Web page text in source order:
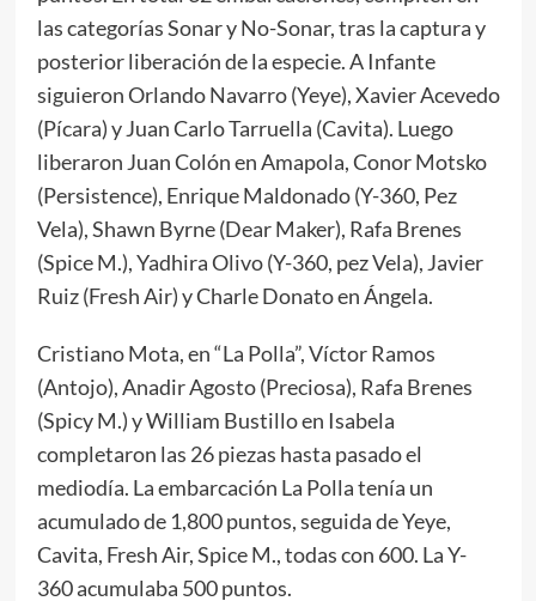
las categorías Sonar y No-Sonar, tras la captura y
posterior liberación de la especie. A Infante
siguieron Orlando Navarro (Yeye), Xavier Acevedo
(Pícara) y Juan Carlo Tarruella (Cavita). Luego
liberaron Juan Colón en Amapola, Conor Motsko
(Persistence), Enrique Maldonado (Y-360, Pez
Vela), Shawn Byrne (Dear Maker), Rafa Brenes
(Spice M.), Yadhira Olivo (Y-360, pez Vela), Javier
Ruiz (Fresh Air) y Charle Donato en Ángela.
Cristiano Mota, en “La Polla”, Víctor Ramos
(Antojo), Anadir Agosto (Preciosa), Rafa Brenes
(Spicy M.) y William Bustillo en Isabela
completaron las 26 piezas hasta pasado el
mediodía. La embarcación La Polla tenía un
acumulado de 1,800 puntos, seguida de Yeye,
Cavita, Fresh Air, Spice M., todas con 600. La Y-
360 acumulaba 500 puntos.